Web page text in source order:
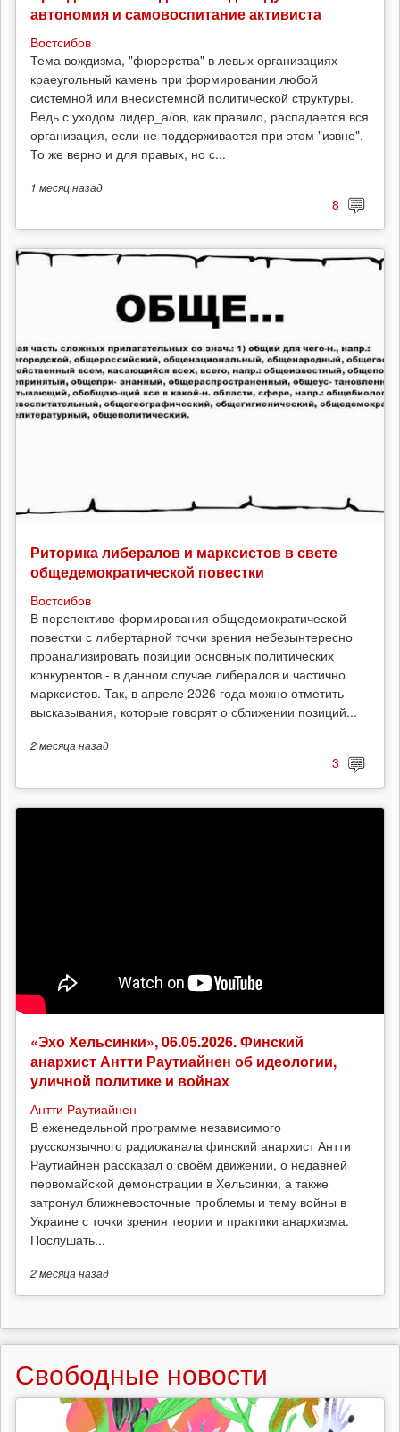
автономия и самовоспитание активиста
Востсибов
Тема вождизма, "фюрерства" в левых организациях —
краеугольный камень при формировании любой
системной или внесистемной политической структуры.
Ведь с уходом лидер_а/ов, как правило, распадается вся
организация, если не поддерживается при этом "извне".
То же верно и для правых, но с...
1 месяцназад
8
Риторика либералов и марксистов в свете
общедемократической повестки
Востсибов
В перспективе формирования общедемократической
повестки с либертарной точки зрения небезынтересно
проанализировать позиции основных политических
конкурентов - в данном случае либералов и частично
марксистов. Так, в апреле 2026 года можно отметить
высказывания, которые говорят о сближении позиций...
2 месяцаназад
3
«Эхо Хельсинки», 06.05.2026. Финский
анархист Антти Раутиайнен об идеологии,
уличной политике и войнах
Антти Раутиайнен
В еженедельной программе независимого
русскоязычного радиоканала финский анархист Антти
Раутиайнен рассказал о своём движении, о недавней
первомайской демонстрации в Хельсинки, а также
затронул ближневосточные проблемы и тему войны в
Украине с точки зрения теории и практики анархизма.
Послушать...
2 месяцаназад
Свободные новости